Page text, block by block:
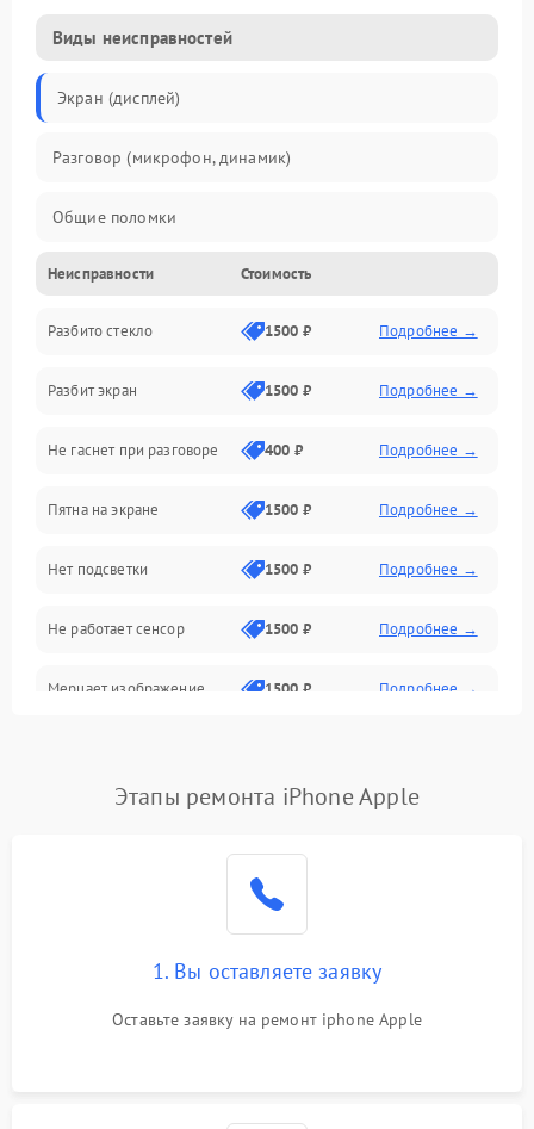
Виды неисправностей
Экран (дисплей)
Разговор (микрофон, динамик)
Общие поломки
Проблемы связи
Камеры
Проблемы с дисплеем и сенсором
Зарядка
Проблемы с питанием, зарядкой и аккумулятором
Проблемы с работой системы, корпусом и другие
Неисправности Стоимость
Разбито стекло 1500 ₽ Подробнее →
Разбит экран 1500 ₽ Подробнее →
Не гаснет при разговоре 400 ₽ Подробнее →
Пятна на экране 1500 ₽ Подробнее →
Нет подсветки 1500 ₽ Подробнее →
Не работает сенсор 1500 ₽ Подробнее →
Мерцает изображение 1500 ₽ Подробнее →
Не работает Face ID 4000 ₽ Подробнее →
Этапы ремонта iPhone Apple
1. Вы оставляете заявку
Оставьте заявку на ремонт iphone Apple